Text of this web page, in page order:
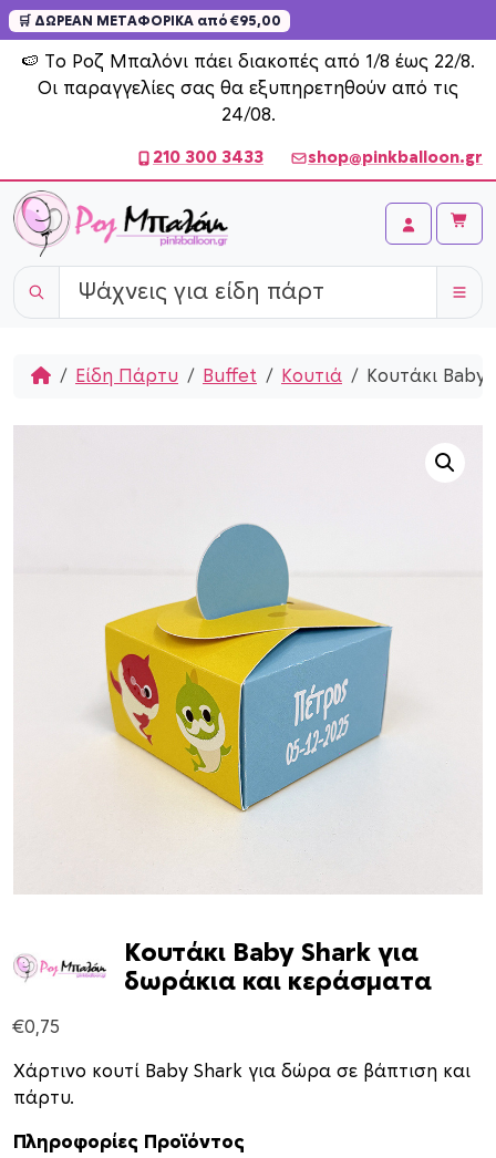
🛒 ΔΩΡΕΑΝ ΜΕΤΑΦΟΡΙΚΑ από €95,00
🍉 Το Ροζ Μπαλόνι πάει διακοπές από 1/8 έως 22/8.
Οι παραγγελίες σας θα εξυπηρετηθούν από τις
24/08.
Skip to content
210 300 3433 shop@pinkballoon.gr
Account
Cart
HomeΕίδη Πάρτυ Buffet Κουτιά Κουτάκι
Κουτάκι Baby Shark για
δωράκια και κεράσματα
€0,75
Χάρτινο κουτί Baby Shark για δώρα σε βάπτιση και
πάρτυ.
Πληροφορίες Προϊόντος